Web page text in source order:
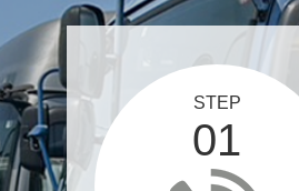
STEP
01